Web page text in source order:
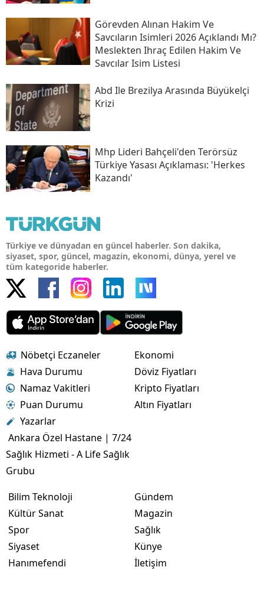
Görevden Alınan Hakim Ve
Savcıların Isimleri 2026 Açıklandı Mı?
Meslekten Ihraç Edilen Hakim Ve
Savcılar Isim Listesi
Abd Ile Brezilya Arasında Büyükelçi
Krizi
Mhp Lideri Bahçeli'den Terörsüz
Türkiye Yasası Açıklaması: 'herkes
Kazandı'
Türkiye ve dünyadan en güncel haberler. Son dakika,
siyaset, spor, güncel, magazin, ekonomi, dünya, yerel ve
tüm kategoride haberler.
Nöbetçi Eczaneler
Hava Durumu
Namaz Vakitleri
Puan Durumu
Yazarlar
Ankara Özel Hastane | 7/24
Sağlık Hizmeti - A Life Sağlık
Grubu
Ekonomi
Döviz Fiyatları
Kripto Fiyatları
Altın Fiyatları
Bilim Teknoloji
Kültür Sanat
Spor
Siyaset
Hanımefendi
Gündem
Magazin
Sağlık
Künye
İletişim